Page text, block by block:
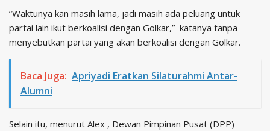
“Waktunya kan masih lama, jadi masih ada peluang untuk
partai lain ikut berkoalisi dengan Golkar,” katanya tanpa
menyebutkan partai yang akan berkoalisi dengan Golkar.
Baca Juga: Apriyadi Eratkan Silaturahmi Antar-
Alumni
Selain itu, menurut Alex , Dewan Pimpinan Pusat (DPP)